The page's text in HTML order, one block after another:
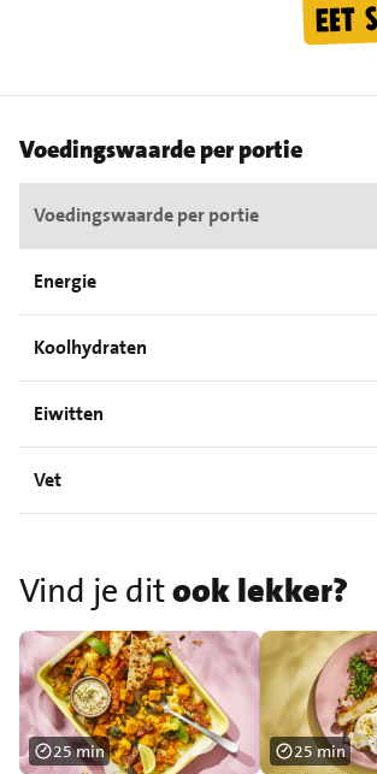
Voedingswaarde per portie
Voedingswaarde per portie
Energie
Koolhydraten
Eiwitten
Vet
Vind je ditook lekker?
25 min 25 min